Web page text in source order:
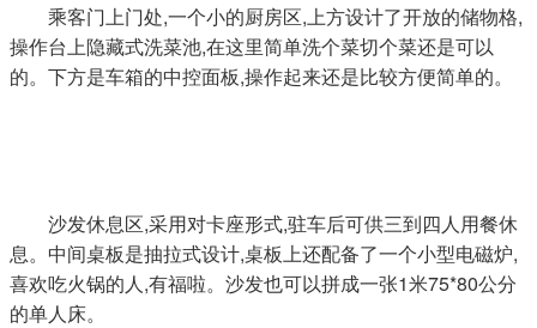
乘客门上门处,一个小的厨房区,上方设计了开放的储物格,
操作台上隐藏式洗菜池,在这里简单洗个菜切个菜还是可以
的。下方是车箱的中控面板,操作起来还是比较方便简单的。
沙发休息区,采用对卡座形式,驻车后可供三到四人用餐休
息。中间桌板是抽拉式设计,桌板上还配备了一个小型电磁炉,
喜欢吃火锅的人,有福啦。沙发也可以拼成一张1米75*80公分
的单人床。